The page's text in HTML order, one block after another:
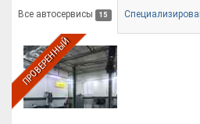
Все автосервисы 15
ПРОВЕРЕННЫЙ